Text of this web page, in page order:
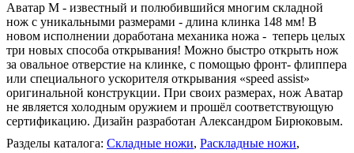
Аватар М - известный и полюбившийся многим складной
нож с уникальными размерами - длина клинка 148 мм! В
новом исполнении доработана механика ножа - теперь целых
три новых способа открывания! Можно быстро открыть нож
за овальное отверстие на клинке, с помощью фронт- флиппера
или специального ускорителя открывания «speed assist»
оригинальной конструкции. При своих размерах, нож Аватар
не является холодным оружием и прошёл соответствующую
сертификацию. Дизайн разработан Александром Бирюковым.
Разделы каталога: Складные ножи, Раскладные ножи,